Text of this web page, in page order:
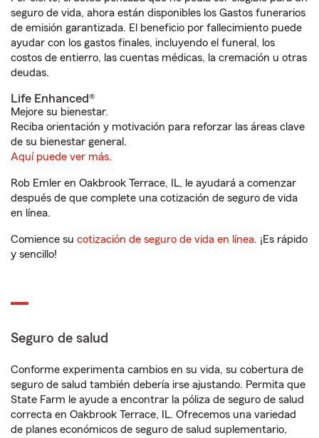
seguro de vida, ahora están disponibles los Gastos funerarios
de emisión garantizada. El beneficio por fallecimiento puede
ayudar con los gastos finales, incluyendo el funeral, los
costos de entierro, las cuentas médicas, la cremación u otras
deudas.
Life Enhanced®
Mejore su bienestar.
Reciba orientación y motivación para reforzar las áreas clave
de su bienestar general.
Aquí puede ver más.
Rob Emler en Oakbrook Terrace, IL, le ayudará a comenzar
después de que complete una cotización de seguro de vida
en línea.
Comience su cotización de seguro de vida en línea. ¡Es rápido
y sencillo!
Seguro de salud
Conforme experimenta cambios en su vida, su cobertura de
seguro de salud también debería irse ajustando. Permita que
State Farm le ayude a encontrar la póliza de seguro de salud
correcta en Oakbrook Terrace, IL. Ofrecemos una variedad
de planes económicos de seguro de salud suplementario,